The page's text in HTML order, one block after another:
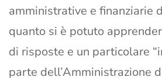
amministrative e finanziarie
quanto si è potuto
di risposte e un particolare
parte dell’Amministrazione